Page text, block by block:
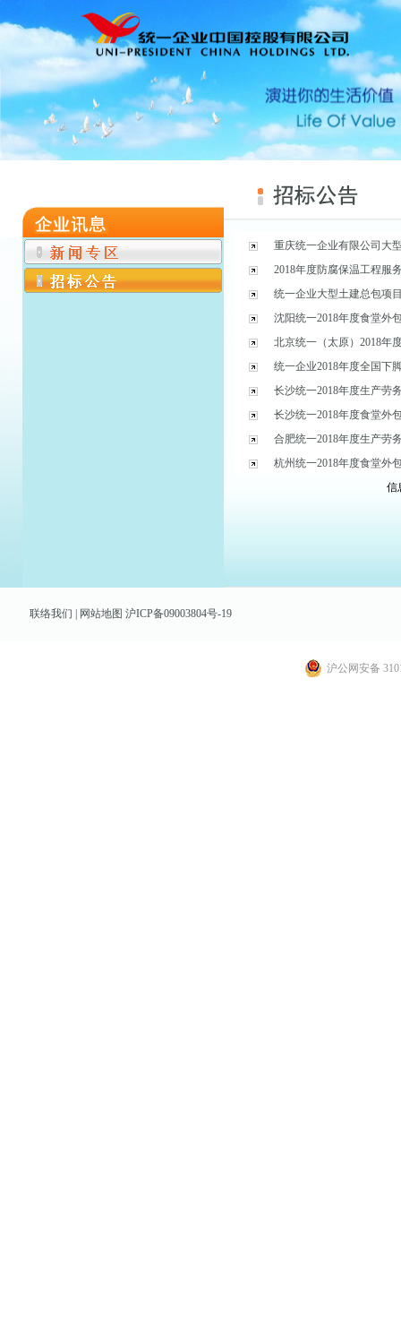
重庆统一企业有限公司大
2018年度防腐保温工程服
统一企业大型土建总包项
沈阳统一2018年度食堂外
北京统一（太原）2018年
统一企业2018年度全国下
长沙统一2018年度生产劳
长沙统一2018年度食堂外
合肥统一2018年度生产劳
杭州统一2018年度食堂外
信
联络我们 网站地图 沪ICP备09003804号-19
沪公网安备